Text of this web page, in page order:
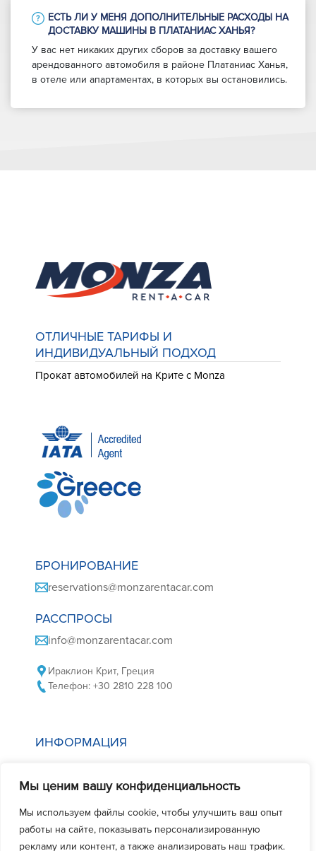
Мы ценим вашу конфиденциальность
Мы используем файлы cookie, чтобы улучшить ваш опыт
работы на сайте, показывать персонализированную
рекламу или контент, а также анализировать наш трафик.
ЕСТЬ ЛИ У МЕНЯ ДОПОЛНИТЕЛЬНЫЕ РАСХОДЫ НА
ДОСТАВКУ МАШИНЫ В ПЛАТАНИАС ХАНЬЯ?
У вас нет никаких других сборов за доставку вашего
арендованного автомобиля в районе Платаниас Ханья,
в отеле или апартаментах, в которых вы остановились.
ОТЛИЧНЫЕ ТАРИФЫ И
ИНДИВИДУАЛЬНЫЙ ПОДХОД
Прокат автомобилей на Крите с Monza
БРОНИРОВАНИЕ
reservations@monzarentacar.com
РАССПРОСЫ
info@monzarentacar.com
Ираклион Крит, Греция
Телефон: +30 2810 228 100
ИНФОРМАЦИЯ
Политика конфиденциальности
Условия аренды автомобиля
Часто задаваемые вопросы